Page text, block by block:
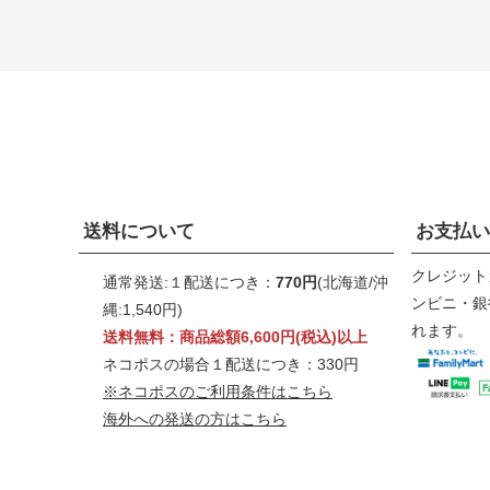
送料について
通常発送:１配送につき： 770円(北海道/沖
縄:1,540円)
送料無料：商品総額6,600円(税込)以上
ネコポスの場合１配送につき：330円
※ネコポスのご利用条件はこちら
海外への発送の方はこちら
お支払
クレジッ
ンビニ・
れます。